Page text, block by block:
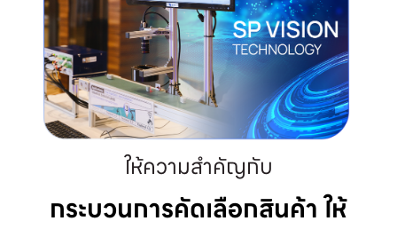
ให้ความสำคัญกับ
กระบวนการคัดเลือกสินค้า ให้